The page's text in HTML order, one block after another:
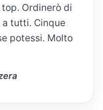
Ordinerò di
a tutti. Cinque
potessi. Molto